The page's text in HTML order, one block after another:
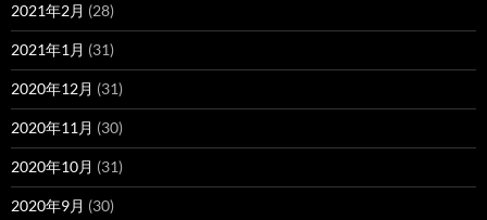
2021年2月 (28)
2021年1月 (31)
2020年12月 (31)
2020年11月 (30)
2020年10月 (31)
2020年9月 (30)